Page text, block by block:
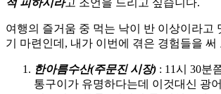
여행의 즐거움 중 먹는 낙이 반 이상이라고
기 마련인데, 내가 이번에 겪은 경험들을 써
한아름수산(주문진 시장) : 11시 30분
통구이가 유명하다는데 이것대신 광